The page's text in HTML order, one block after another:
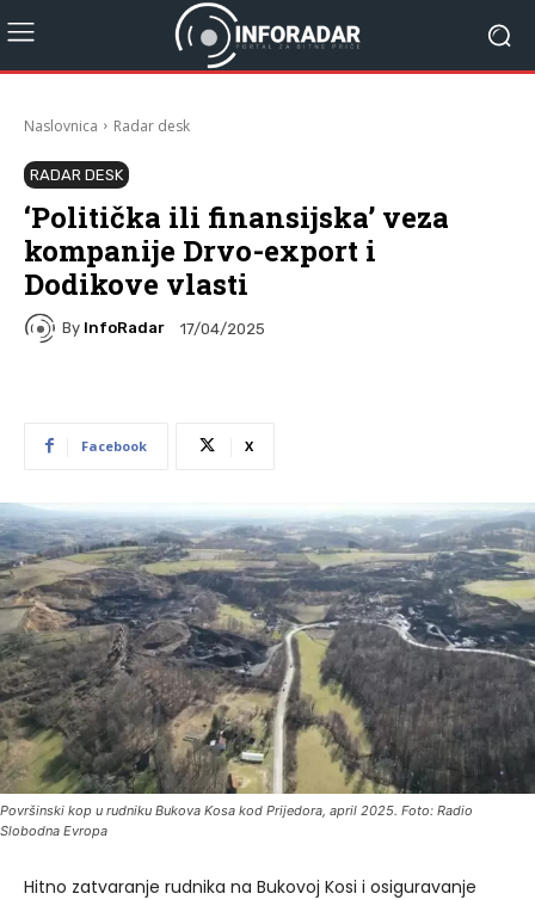
Naslovnica Radar desk
RADAR DESK
‘Politička ili finansijska’ veza
kompanije Drvo-export i
Dodikove vlasti
By InfoRadar 17/04/2025
Facebook X
Površinski kop u rudniku Bukova Kosa kod Prijedora, april 2025. Foto: Radio
Slobodna Evropa
Hitno zatvaranje rudnika na Bukovoj Kosi i osiguravanje